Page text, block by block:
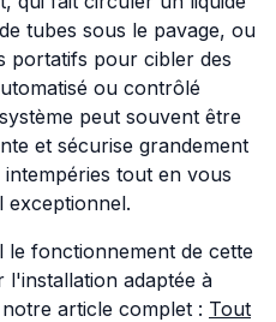
tubes sous le pavage, ou
portatifs pour cibler des
ou contrôlé
peut souvent être
et sécurise grandement
tout en vous
fonctionnement de cette
l'installation adaptée à
article complet : Tout